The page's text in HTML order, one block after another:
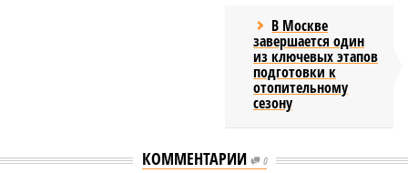
В Москве
завершается один
из ключевых этапов
подготовки к
отопительному
сезону
КОММЕНТАРИИ 0